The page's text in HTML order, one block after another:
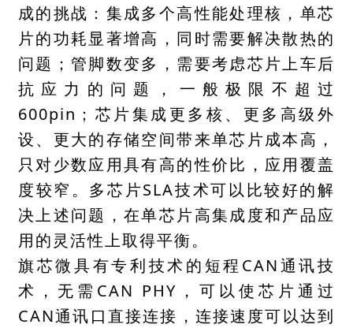
成的挑战：集成多个高性能处理核，单芯
片的功耗显著增高，同时需要解决散热的
问题；管脚数变多，需要考虑芯片上车后
抗应力的问题，一般极限不超过
600pin；芯片集成更多核、更多高级外
设、更大的存储空间带来单芯片成本高，
只对少数应用具有高的性价比，应用覆盖
度较窄。多芯片SLA技术可以比较好的解
决上述问题，在单芯片高集成度和产品应
用的灵活性上取得平衡。
旗芯微具有专利技术的短程CAN通讯技
术，无需CAN PHY，可以使芯片通过
CAN通讯口直接连接，连接速度可以达到